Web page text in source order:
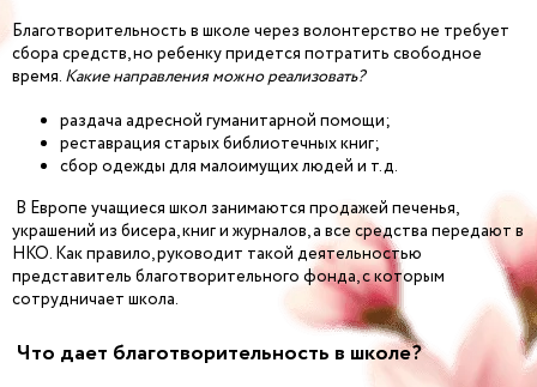
Благотворительность в школе через волонтерство не требует
сбора средств, но ребенку придется потратить свободное
время. Какие направления можно реализовать?
раздача адресной гуманитарной помощи;
реставрация старых библиотечных книг;
сбор одежды для малоимущих людей и т.д.
В Европе учащиеся школ занимаются продажей печенья,
украшений из бисера, книг и журналов, а все средства передают в
НКО. Как правило, руководит такой деятельностью
представитель благотворительного фонда, с которым
сотрудничает школа.
Что дает благотворительность в школе?